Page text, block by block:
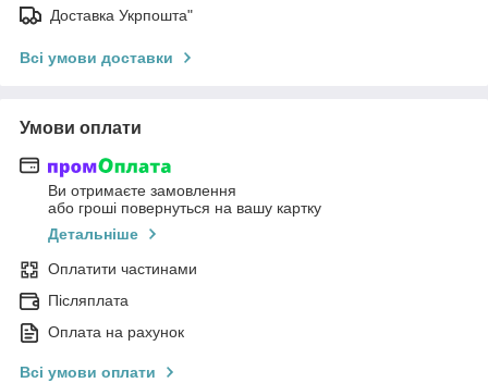
Доставка Укрпошта"
Всі умови доставки
Умови оплати
Ви отримаєте замовлення
або гроші повернуться на вашу картку
Детальніше
Оплатити частинами
Післяплата
Оплата на рахунок
Всі умови оплати